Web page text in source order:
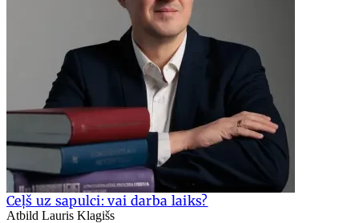
Ceļš uz sapulci: vai darba laiks?
Atbild Lauris Klagišs